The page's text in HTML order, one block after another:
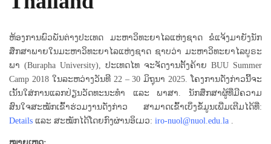
ຫ້ອງການພົວພັນຕ່າງປະເທດ ມະຫາວິທະຍາໄລແຫ່ງຊາດ ຂໍແຈ້ງມາຍັງນັກ
ສຶກສາພາຍໃນມະຫາວິທະຍາໄລແຫ່ງຊາດ ຊາບວ່າ ມະຫາວິທະຍາໄລບູຣະ
ພາ (Burapha University), ປະເທດໄທ ຈະຈັດງານຕັ້ງຄ້າຍ BUU Summer
Camp 2018 ໃນລະຫວ່າງວັນທີ 22 – 30 ມິຖຸນາ 2025. ໂຄງການດັ່ງກ່າວນີ້ຈະ
ເນັ້ນໃສ່ການແລກປ່ຽນວັດທະນະທຳ ແລະ ພາສາ. ນັກສຶກສາຜູ້ທີ່ມີຄວາມ
ສົນໃຈສະໝັກເຂົ້າຮ່ວມງານດັ່ງກ່າວ ສາມາດເຂົ້າເບິ່ງຂໍ້ມູນເພີ່ມເຕີມໄດ້ທີ່:
Details ແລະ ສະໝັກໄດ້ໂດຍກົງຜ່ານອິເມວ: iro-nuol@nuol.edu.la .
ໝາຍເຫດ: